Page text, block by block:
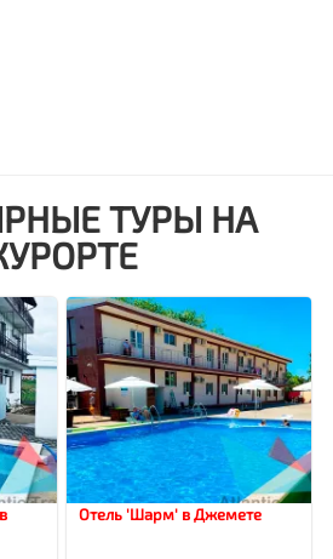
ТУРЫ НА
Отель 'Шарм' в Джемете